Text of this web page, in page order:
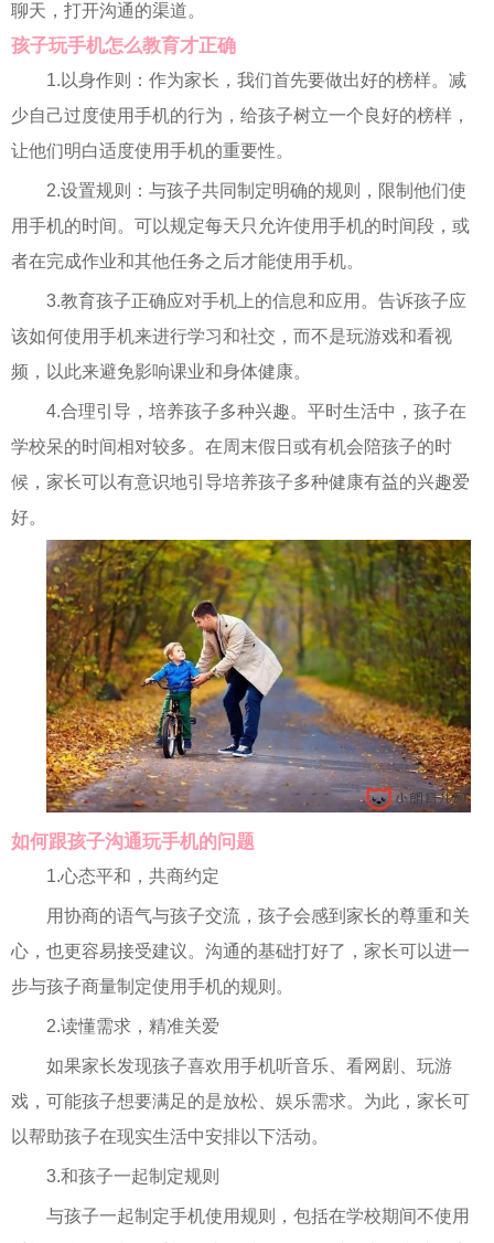
聊天，打开沟通的渠道。
孩子玩手机怎么教育才正确
1.以身作则：作为家长，我们首先要做出好的榜样。减
少自己过度使用手机的行为，给孩子树立一个良好的榜样，
让他们明白适度使用手机的重要性。
2.设置规则：与孩子共同制定明确的规则，限制他们使
用手机的时间。可以规定每天只允许使用手机的时间段，或
者在完成作业和其他任务之后才能使用手机。
3.教育孩子正确应对手机上的信息和应用。告诉孩子应
该如何使用手机来进行学习和社交，而不是玩游戏和看视
频，以此来避免影响课业和身体健康。
4.合理引导，培养孩子多种兴趣。平时生活中，孩子在
学校呆的时间相对较多。在周末假日或有机会陪孩子的时
候，家长可以有意识地引导培养孩子多种健康有益的兴趣爱
好。
如何跟孩子沟通玩手机的问题
1.心态平和，共商约定
用协商的语气与孩子交流，孩子会感到家长的尊重和关
心，也更容易接受建议。沟通的基础打好了，家长可以进一
步与孩子商量制定使用手机的规则。
2.读懂需求，精准关爱
如果家长发现孩子喜欢用手机听音乐、看网剧、玩游
戏，可能孩子想要满足的是放松、娱乐需求。为此，家长可
以帮助孩子在现实生活中安排以下活动。
3.和孩子一起制定规则
与孩子一起制定手机使用规则，包括在学校期间不使用